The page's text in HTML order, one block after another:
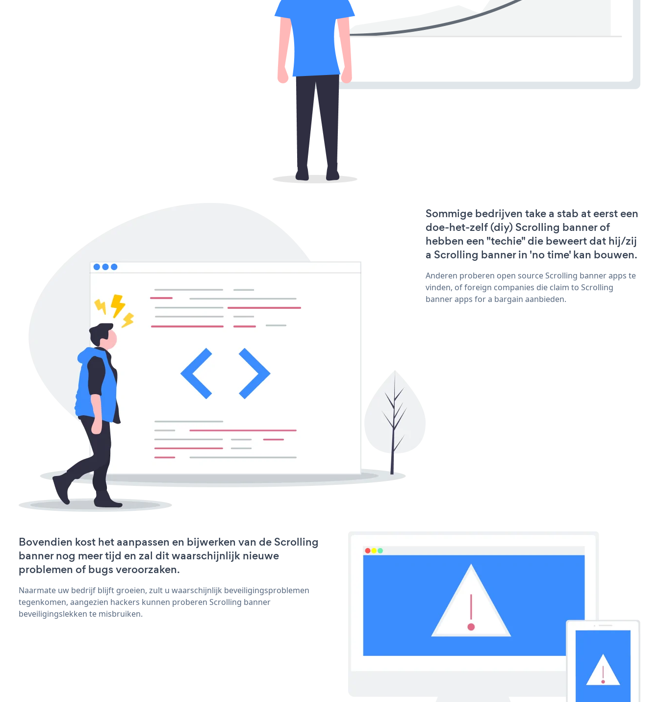
Sommige bedrijven take a stab at eerst een
doe-het-zelf (diy) Scrolling banner of
hebben een "techie" die beweert dat hij/zij
a Scrolling banner in 'no time' kan bouwen.
Anderen proberen open source Scrolling banner apps te
vinden, of foreign companies die claim to Scrolling
banner apps for a bargain aanbieden.
Bovendien kost het aanpassen en bijwerken van de Scrolling
banner nog meer tijd en zal dit waarschijnlijk nieuwe
problemen of bugs veroorzaken.
Naarmate uw bedrijf blijft groeien, zult u waarschijnlijk beveiligingsproblemen
tegenkomen, aangezien hackers kunnen proberen Scrolling banner
beveiligingslekken te misbruiken.